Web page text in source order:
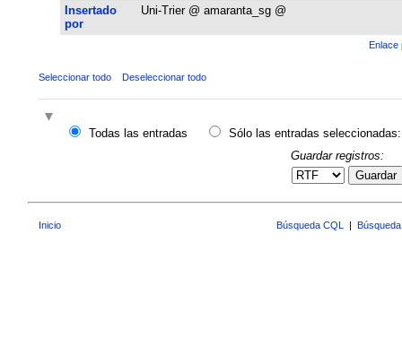
Insertado
por
Uni-Trier @ amaranta_sg @
Enlace
Seleccionar todo Deseleccionar todo
Todas las entradas
Sólo las entradas seleccionadas:
Guardar registros:
Guardar
Inicio Búsqueda CQL